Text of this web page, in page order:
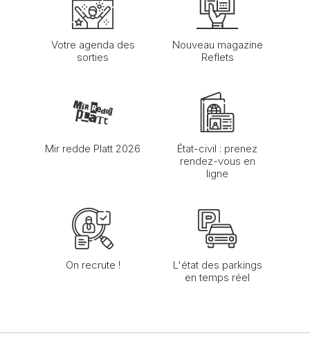
Votre agenda des
sorties
Nouveau magazine
Reflets
Mir redde Platt 2026
État-civil : prenez
rendez-vous en
ligne
On recrute !
L'état des parkings
en temps réel